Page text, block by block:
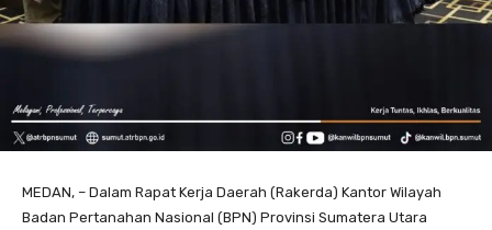
MEDAN, – Dalam Rapat Kerja Daerah (Rakerda) Kantor Wilayah
Badan Pertanahan Nasional (BPN) Provinsi Sumatera Utara